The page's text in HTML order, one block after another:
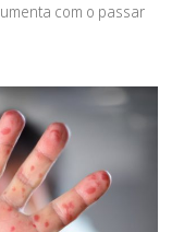
com o passar